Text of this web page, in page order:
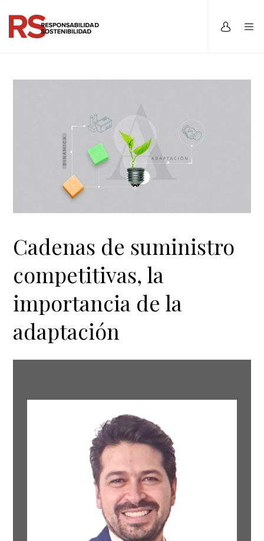
Cadenas de suministro
competitivas, la
importancia de la
adaptación